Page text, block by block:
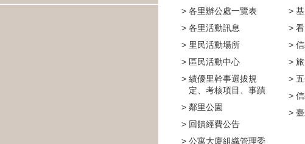
各里辦公處一覽表
各里活動訊息
里民活動場所
區民活動中心
績優里幹事選拔規
定、考核項目、事蹟
鄰里公園
回饋經費公告
公寓大廈組織管理委